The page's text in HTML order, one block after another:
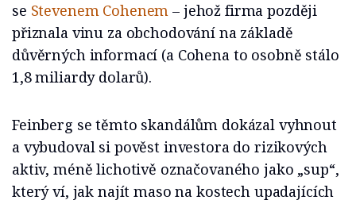
se Stevenem Cohenem – jehož firma později
přiznala vinu za obchodování na základě
důvěrných informací (a Cohena to osobně stálo
1,8 miliardy dolarů).
Feinberg se těmto skandálům dokázal vyhnout
a vybudoval si pověst investora do rizikových
aktiv, méně lichotivě označovaného jako „sup“,
který ví, jak najít maso na kostech upadajících